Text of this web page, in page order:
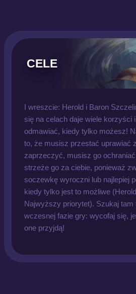
CELE
I wreszcie: Herold i Baron
się na celach daje wiele korzyści
odmawiać, kiedy tylko możesz!
to, że musisz przestać uprawiać
zaprzeczyć, musisz go
strzeże go za ciebie, ponieważ
soczewkę wyroczni lub najlepiej
kiedy tylko jest to możliwe
Najwyższy priorytet). Szukaj tam
wczesnej fazie gry: wycofaj się,
one przyjdą!